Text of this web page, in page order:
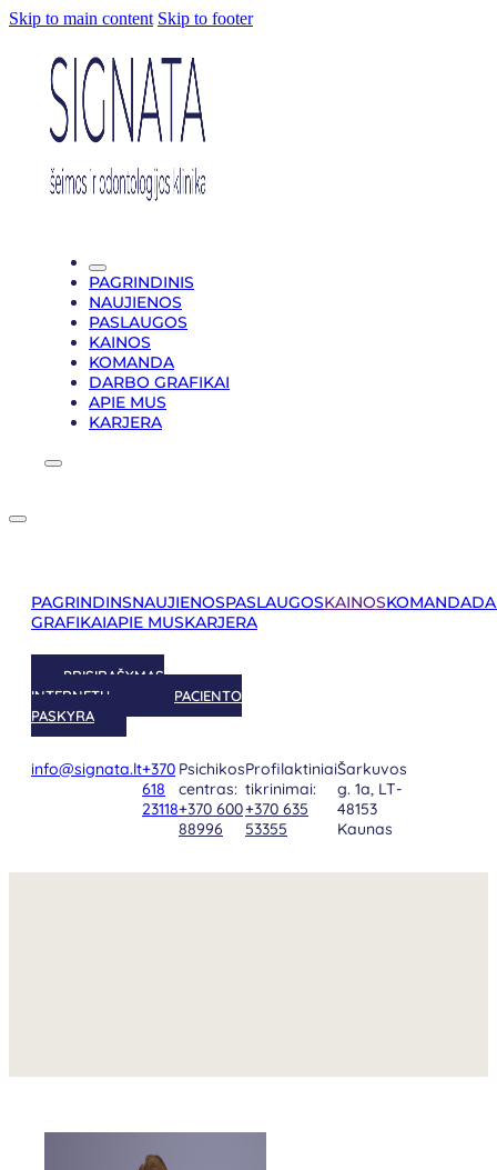
Skip to main content Skip to footer
PAGRINDINIS
NAUJIENOS
PASLAUGOS
KAINOS
KOMANDA
DARBO GRAFIKAI
APIE MUS
KARJERA
PAGRINDINSNAUJIENOSPASLAUGOSKAINOSKOMANDA
GRAFIKAIAPIE MUSKARJERA
PRISIRAŠYMAS
INTERNETU
PACIENTO
PASKYRA
info@signata.lt+370
618
23118
Psichikos
centras:
+370 600
88996
Profilaktiniai
tikrinimai:
+370 635
53355
Šarkuvos
g. 1a, LT-
48153
Kaunas